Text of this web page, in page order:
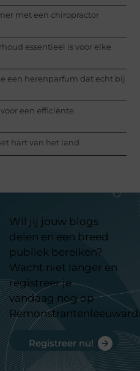
met een chiropractor
essentieel is voor elke
een herenparfum dat echt bij
een efficiënte
hart van het land
Wil jij jouw blogs
delen en een breed
publiek bereiken?
Wacht niet langer en
registreer je
vandaag nog op
Registreer nu!